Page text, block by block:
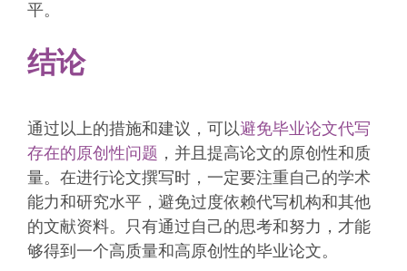
平。
结论
通过以上的措施和建议，可以避免毕业论文代写
存在的原创性问题 ，并且提高论文的原创性和质
量。在进行论文撰写时，一定要注重自己的学术
能力和研究水平，避免过度依赖代写机构和其他
的文献资料。只有通过自己的思考和努力，才能
够得到一个高质量和高原创性的毕业论文。